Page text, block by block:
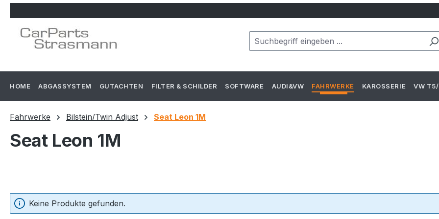
HOME ABGASSYSTEM GUTACHTEN FILTER & SCHILDER SOFTWARE AUDI&VW FAHRWERKE KAROSSERIE VW
Fahrwerke Bilstein/Twin Adjust Seat Leon 1M
Seat Leon 1M
Keine Produkte gefunden.